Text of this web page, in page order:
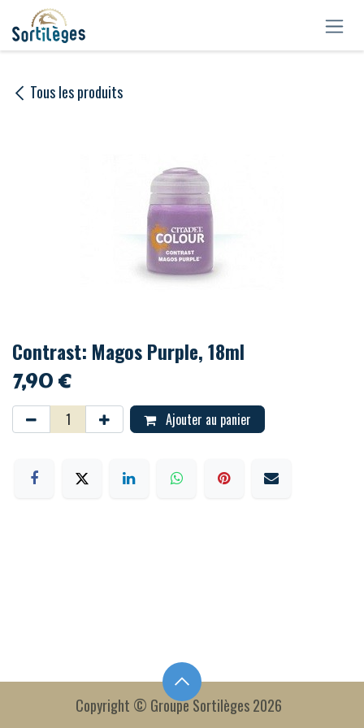
Se rendre au contenu
Tous les produits
Contrast: Magos Purple, 18ml
7,90€
Ajouter au panier
Copyright © Groupe Sortilèges 2026